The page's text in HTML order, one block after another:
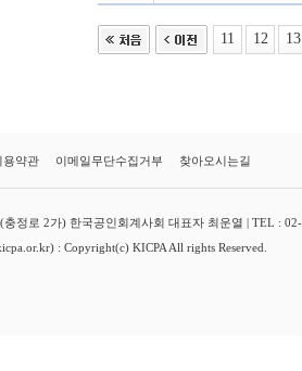
11 12 13
용약관 이메일무단수집거부 찾아오시는길
정로 2가) 한국공인회계사회 대표자 최운열 | TEL :
: Copyright(c) KICPA All rights Reserved.